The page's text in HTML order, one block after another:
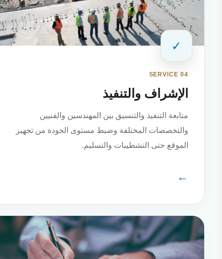
✓
SERVICE 04
الإشراف والتنفيذ
متابعة التنفيذ والتنسيق بين المهندسين والفنيين
والتخصصات المختلفة وضبط مستوى الجودة من تجهيز
الموقع حتى التشطيبات والتسليم.